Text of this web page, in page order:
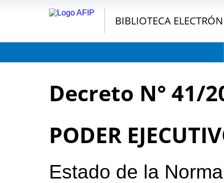
BIBLIOTECA
Decreto N° 41/
PODER
Estado de la